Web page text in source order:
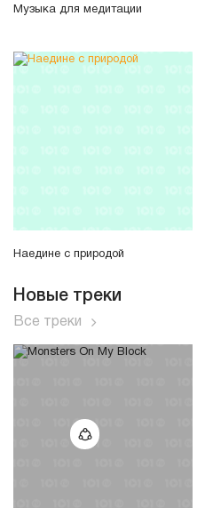
Музыка для медитации
Наедине с природой
Новые треки
Все треки